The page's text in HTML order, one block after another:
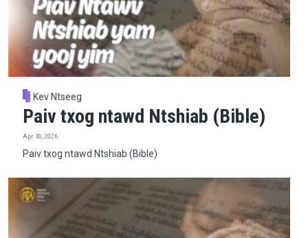
Kev Ntseeg
Paiv txog ntawd Ntshiab (Bible)
Apr 30, 2026
Paiv txog ntawd Ntshiab (Bible)